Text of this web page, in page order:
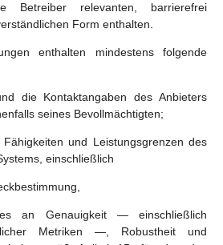
relevanten, barrierefrei
Form enthalten.
enthalten mindestens folgende
die Kontaktangaben des Anbieters
seines Bevollmächtigten;
und Leistungsgrenzen des
einschließlich
an Genauigkeit — einschließlich
Metriken —, Robustheit und